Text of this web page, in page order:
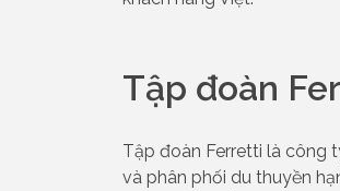
Tập đoàn
Tập đoàn Ferretti là công
và phân phối du thuyền